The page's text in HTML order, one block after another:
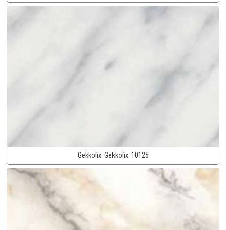
Gekkofix: Gekkofix: 10125